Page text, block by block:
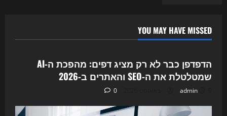
YOU MAY HAVE MISSED
Uncategorized
הדפדפן כבר לא רק מציג דפים: מהפכת ה‑AI
שמטלטלת את ה‑SEO והאתרים ב‑2026
admin
0